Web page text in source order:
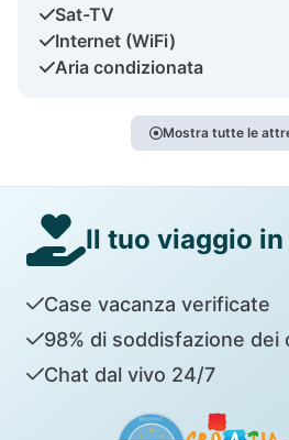
Sat-TV
Internet (WiFi)
Aria condizionata
Mostra tutte le
Il tuo viaggio
Case vacanza verificate
98% di soddisfazione dei
Chat dal vivo 24/7